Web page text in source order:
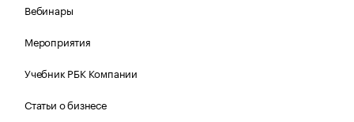
Вебинары
Мероприятия
Учебник РБК Компании
Статьи о бизнесе